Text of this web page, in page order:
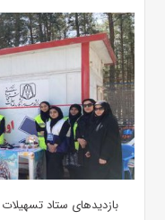
بازدیدهای ستاد تسهیلات